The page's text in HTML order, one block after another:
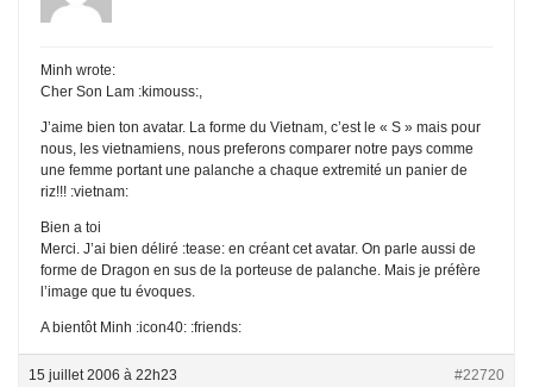
Minh wrote:
Cher Son Lam :kimouss:,
J’aime bien ton avatar. La forme du Vietnam, c’est le « S » mais pour
nous, les vietnamiens, nous preferons comparer notre pays comme
une femme portant une palanche a chaque extremité un panier de
riz!!! :vietnam:
Bien a toi
Merci. J’ai bien déliré :tease: en créant cet avatar. On parle aussi de
forme de Dragon en sus de la porteuse de palanche. Mais je préfère
l’image que tu évoques.
A bientôt Minh :icon40: :friends:
15 juillet 2006 à 22h23 #22720